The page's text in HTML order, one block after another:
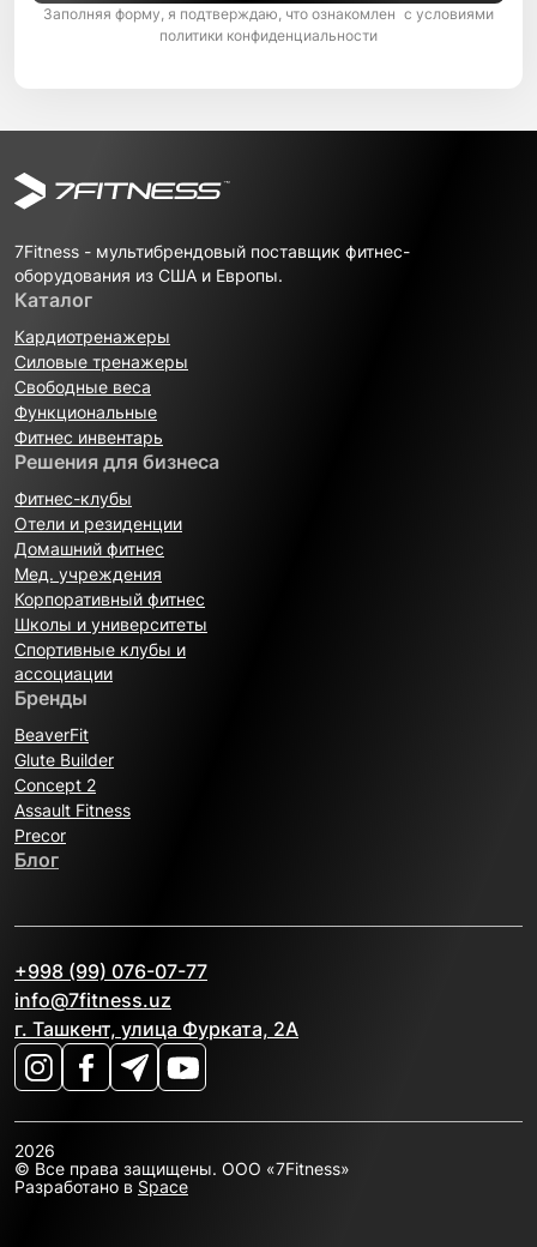
Заполняя форму, я подтверждаю, что ознакомлен с условиями
политики конфиденциальности
7Fitness - мультибрендовый поставщик фитнес-
оборудования из США и Европы.
Каталог
Кардиотренажеры
Силовые тренажеры
Свободные веса
Функциональные
Фитнес инвентарь
Решения для бизнеса
Фитнес-клубы
Отели и резиденции
Домашний фитнес
Мед. учреждения
Корпоративный фитнес
Школы и университеты
Спортивные клубы и
ассоциации
Бренды
BeaverFit
Glute Builder
Concept 2
Assault Fitness
Precor
Блог
+998 (99) 076-07-77
info@7fitness.uz
г. Ташкент, улица Фурката, 2А
2026
© Все права защищены. OOO «7Fitness»
Разработано в Space